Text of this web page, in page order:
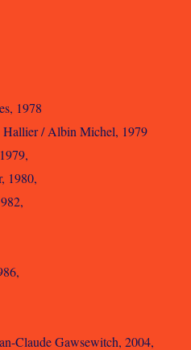
1978
Hallier / Albin Michel, 1979
1980,
Claude Gawsewitch, 2004,